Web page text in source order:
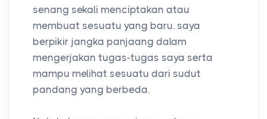
senang sekali menciptakan atau
membuat sesuatu yang baru. saya
berpikir jangka panjaang dalam
mengerjakan tugas-tugas saya serta
mampu melihat sesuatu dari sudut
pandang yang berbeda.